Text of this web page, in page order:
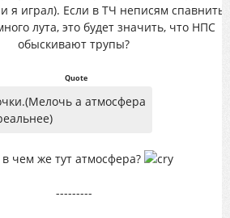
я играл). Если в ТЧ неписям спавнить
лута, это будет значить, что НПС
обыскивают трупы?
Quote
а атмосфера
чем же тут атмосфера?
---------